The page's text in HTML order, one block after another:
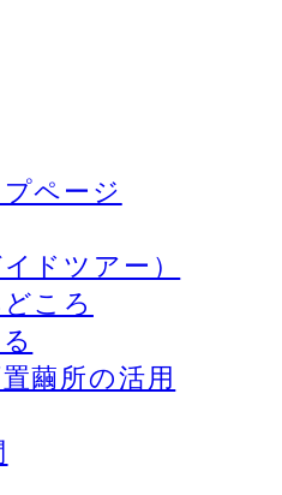
ページ
ドツアー）
ころ
繭所の活用